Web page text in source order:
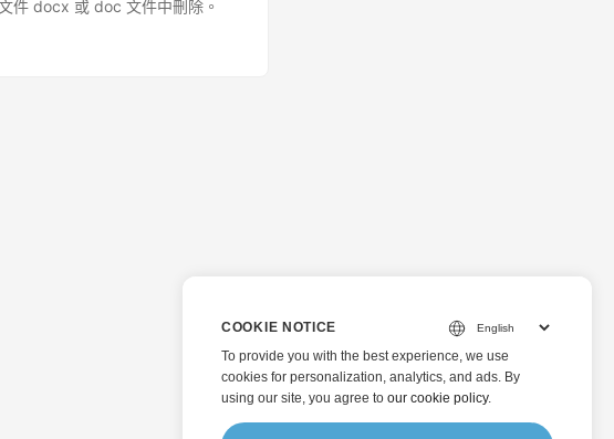
裝最新版本的SDK。
件 docx 或 doc 文件中刪除。
COOKIE NOTICE
To provide you with the best experience, we use
cookies for personalization, analytics, and ads. By
using our site, you agree to our cookie policy.